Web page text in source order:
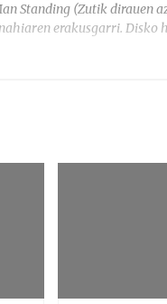
Standing (Zutik dirauen
erakusgarri.